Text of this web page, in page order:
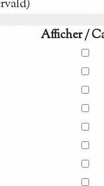
Afficher /